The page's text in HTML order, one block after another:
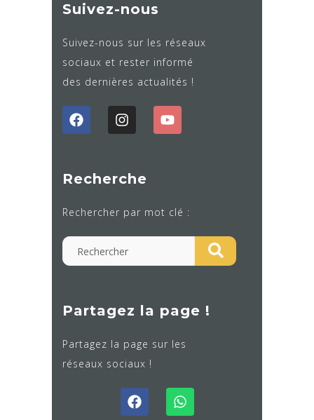
Suivez-nous
Suivez-nous sur les réseaux
sociaux et rester informé
des dernières actualités !
Recherche
Rechercher par mot clé :
Partagez la page !
Partagez la page sur les
réseaux sociaux !